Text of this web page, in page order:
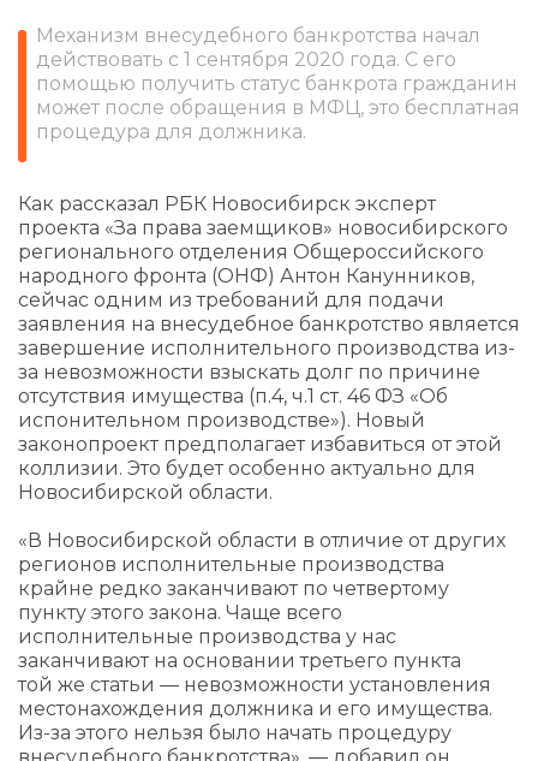
Механизм внесудебного банкротства начал
действовать с 1 сентября 2020 года. С его
помощью получить статус банкрота гражданин
может после обращения в МФЦ, это бесплатная
процедура для должника.
Как рассказал РБК Новосибирск эксперт
проекта «За права заемщиков» новосибирского
регионального отделения Общероссийского
народного фронта (ОНФ) Антон Канунников,
сейчас одним из требований для подачи
заявления на внесудебное банкротство является
завершение исполнительного производства из-
за невозможности взыскать долг по причине
отсутствия имущества (п.4, ч.1 ст. 46 ФЗ «Об
испонительном производстве»). Новый
законопроект предполагает избавиться от этой
коллизии. Это будет особенно актуально для
Новосибирской области.
«В Новосибирской области в отличие от других
регионов исполнительные производства
крайне редко заканчивают по четвертому
пункту этого закона. Чаще всего
исполнительные производства у нас
заканчивают на основании третьего пункта
той же статьи — невозможности установления
местонахождения должника и его имущества.
Из-за этого нельзя было начать процедуру